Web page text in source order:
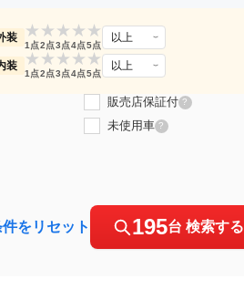
装 ★
1点
★
2点
★
3点
★
4点
★
5点
以上
装 ★
1点
★
2点
★
3点
★
4点
★
5点
以上
販売店保証付 ?
未使用車 ?
をリセット 195台 検索する